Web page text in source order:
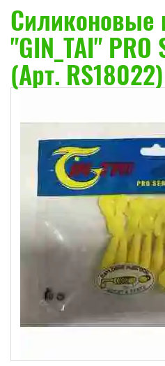
Силиконовые
"GIN_TAI" PRO
(Арт. RS18022)